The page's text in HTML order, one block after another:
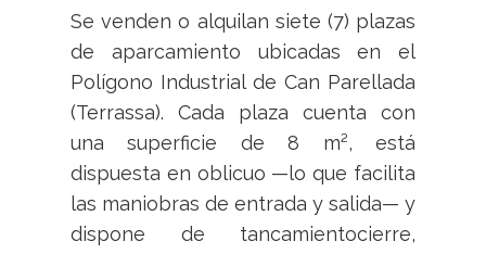
Se venden o alquilan siete (7) plazas
de aparcamiento ubicadas en el
Polígono Industrial de Can Parellada
(Terrassa). Cada plaza cuenta con
una superficie de 8 m², está
dispuesta en oblicuo —lo que facilita
las maniobras de entrada y salida— y
dispone de tancamientocierre,